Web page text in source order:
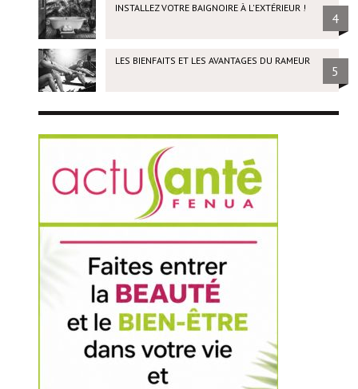
INSTALLEZ VOTRE BAIGNOIRE À L'EXTÉRIEUR !
4
LES BIENFAITS ET LES AVANTAGES DU RAMEUR
5